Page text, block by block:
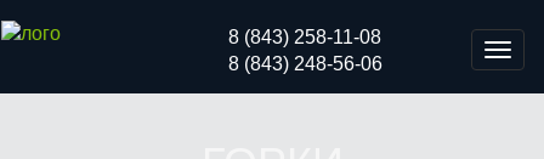
8 (843) 258-11-08
8 (843) 248-56-06